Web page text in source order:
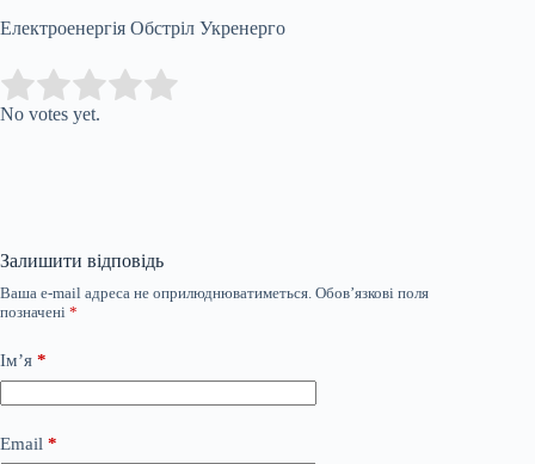
Електроенергія Обстріл Укренерго
Rate this item:
No votes yet.
Залишити відповідь
Ваша e-mail адреса не оприлюднюватиметься. Обов’язкові поля
позначені *
Ім’я *
Email *